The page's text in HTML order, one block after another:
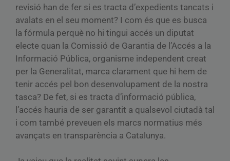
revisió han de fer si es tracta d’expedients tancats i
avalats en el seu moment? I com és que es busca
la fórmula perquè no hi tingui accés un diputat
electe quan la Comissió de Garantia de l’Accés a la
Informació Pública, organisme independent creat
per la Generalitat, marca clarament que hi hem de
tenir accés pel bon desenvolupament de la nostra
tasca? De fet, si es tracta d’informació pública,
l’accés hauria de ser garantit a qualsevol ciutadà tal
i com també preveuen els marcs normatius més
avançats en transparència a Catalunya.